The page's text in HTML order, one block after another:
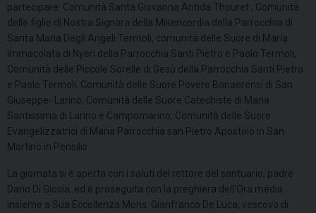
partecipare: Comunità Santa Giovanna Antida Thouret , Comunità
delle figlie di Nostra Signora della Misericordia della Parrocchia di
Santa Maria Degli Angeli Termoli, comunità delle Suore di Maria
Immacolata di Nyeri della Parrocchia Santi Pietro e Paolo Termoli,
Comunità delle Piccole Sorelle di Gesù della Parrocchia Santi Pietro
e Paolo Termoli, Comunità delle Suore Povere Bonaerensi di San
Giuseppe- Larino, Comunità delle Suore Catechiste di Maria
Santissima di Larino e Campomarino, Comunità delle Suore
Evangelizzatrici di Maria Parrocchia san Pietro Apostolo in San
Martino in Pensilis.
La giornata si è aperta con i saluti del rettore del santuario, padre
Dario Di Giosia, ed è proseguita con la preghiera dell’Ora media
insieme a Sua Eccellenza Mons. Gianfranco De Luca, vescovo di